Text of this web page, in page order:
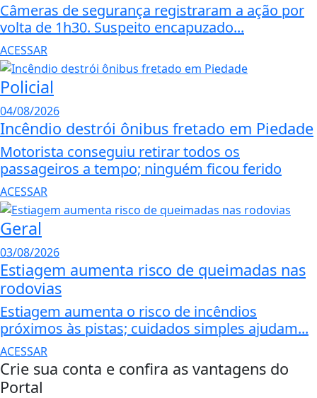
Câmeras de segurança registraram a ação por
volta de 1h30. Suspeito encapuzado...
ACESSAR
Policial
04/08/2026
Incêndio destrói ônibus fretado em Piedade
Motorista conseguiu retirar todos os
passageiros a tempo; ninguém ficou ferido
ACESSAR
Geral
03/08/2026
Estiagem aumenta risco de queimadas nas
rodovias
Estiagem aumenta o risco de incêndios
próximos às pistas; cuidados simples ajudam...
ACESSAR
Crie sua conta e confira as vantagens do
Portal